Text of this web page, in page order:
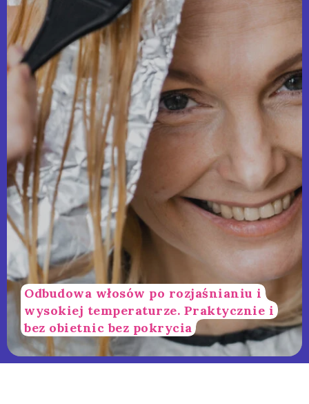
Odbudowa włosów po rozjaśnianiu i
wysokiej temperaturze. Praktycznie i
bez obietnic bez pokrycia